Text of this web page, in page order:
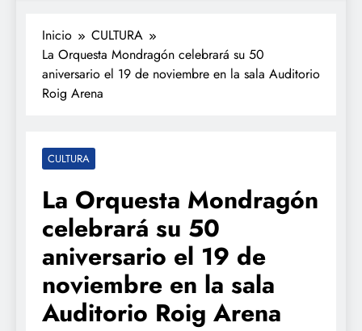
Inicio
CULTURA
La Orquesta Mondragón celebrará su 50
aniversario el 19 de noviembre en la sala Auditorio
Roig Arena
CULTURA
La Orquesta Mondragón
celebrará su 50
aniversario el 19 de
noviembre en la sala
Auditorio Roig Arena